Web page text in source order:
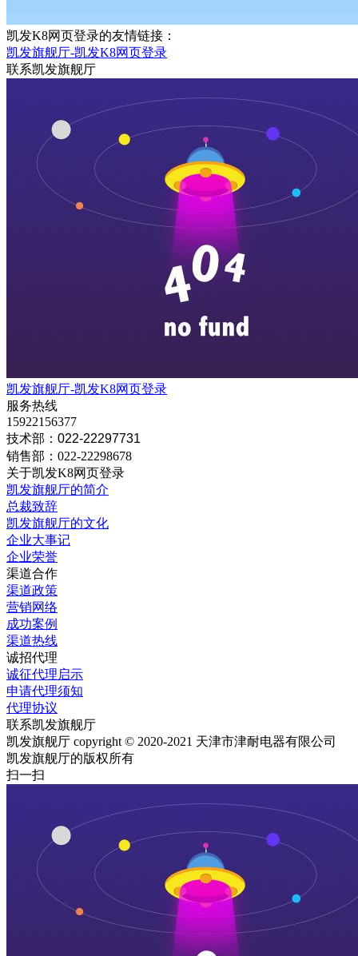
凯发K8网页登录的友情链接：
凯发旗舰厅-凯发K8网页登录
联系凯发旗舰厅
凯发旗舰厅-凯发K8网页登录
服务热线
15922156377
技术部：022-22297731
销售部：022-22298678
关于凯发K8网页登录
凯发旗舰厅的简介
总裁致辞
凯发旗舰厅的文化
企业大事记
企业荣誉
渠道合作
渠道政策
营销网络
成功案例
渠道热线
诚招代理
诚征代理启示
申请代理须知
代理协议
联系凯发旗舰厅
凯发旗舰厅 copyright © 2020-2021 天津市津耐电器有限公司
凯发旗舰厅的版权所有
扫一扫